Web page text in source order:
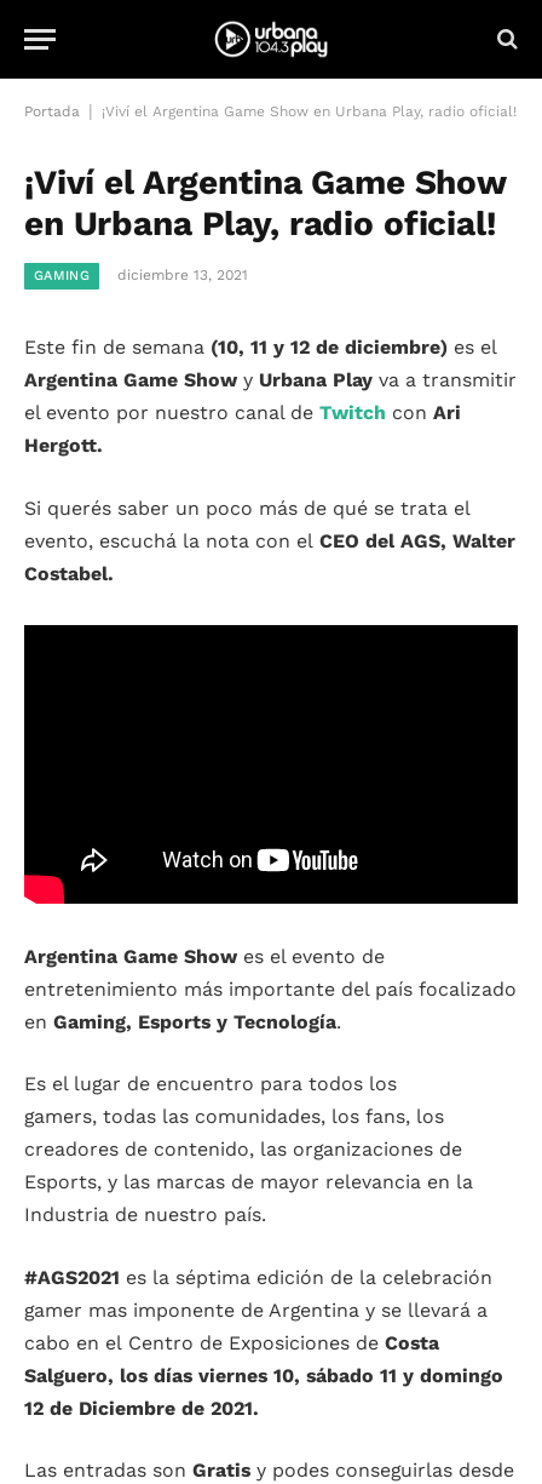
Portada ¡Viví el Argentina Game Show en Urbana Play, radio oficial!
¡Viví el Argentina Game Show
en Urbana Play, radio oficial!
GAMING diciembre 13, 2021
Este fin de semana (10, 11 y 12 de diciembre) es el
Argentina Game Show y Urbana Play va a transmitir
el evento por nuestro canal de Twitch con Ari
Hergott.
Si querés saber un poco más de qué se trata el
evento, escuchá la nota con el CEO del AGS, Walter
Costabel.
Argentina Game Show es el evento de
entretenimiento más importante del país focalizado
en Gaming, Esports y Tecnología.
Es el lugar de encuentro para todos los
gamers, todas las comunidades, los fans, los
creadores de contenido, las organizaciones de
Esports, y las marcas de mayor relevancia en la
Industria de nuestro país.
#AGS2021 es la séptima edición de la celebración
gamer mas imponente de Argentina y se llevará a
cabo en el Centro de Exposiciones de Costa
Salguero, los días viernes 10, sábado 11 y domingo
12 de Diciembre de 2021.
Las entradas son Gratis y podes conseguirlas desde